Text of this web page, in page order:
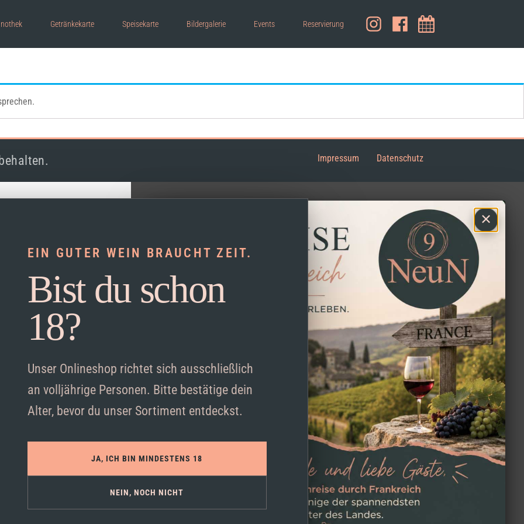
Getränkekarte Speisekarte Bildergalerie Events Reservierung
Impressum Datenschutz
×
EIN GUTER WEIN BRAUCHT ZEIT.
Bist du schon
18?
Unser Onlineshop richtet sich ausschließlich
an volljährige Personen. Bitte bestätige dein
Alter, bevor du unser Sortiment entdeckst.
JA, ICH BIN MINDESTENS 18
NEIN, NOCH NICHT